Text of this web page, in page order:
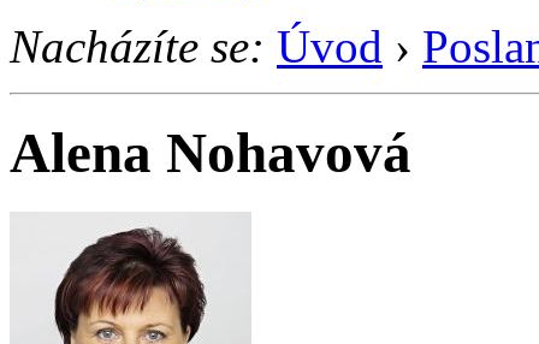
Nacházíte se: Úvod ›
Alena Nohavová